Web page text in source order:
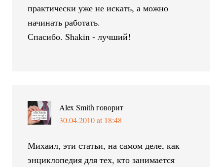
практически уже не искать, а можно
начинать работать.
Спасибо. Shakin - лучший!
Alex Smith говорит
30.04.2010 at 18:48
Михаил, эти статьи, на самом деле, как
энциклопедия для тех, кто занимается